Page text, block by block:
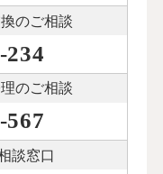
のご相談
234
のご相談
567
談窓口